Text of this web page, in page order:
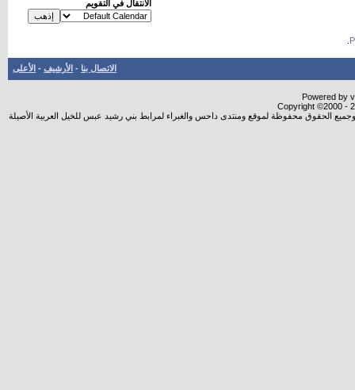
الانتقال في التقويم
الاتصال بنا - الأرشيف - الأعلى
Powered by
Copyright ©2000 -
الحقوق محفوظة لموقع ومنتدى داحس والغبراء لمرابط بني رشيد عبس للخيل العربية الأصيلة